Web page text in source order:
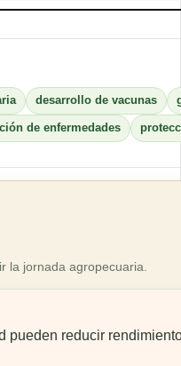
desarrollo de vacunas
de enfermedades
la jornada agropecuaria.
pueden reducir